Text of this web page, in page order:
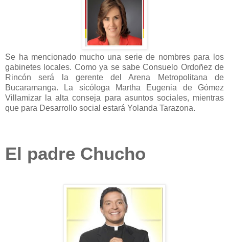
Se ha mencionado mucho una serie de nombres para los
gabinetes locales. Como ya se sabe Consuelo Ordoñez de
Rincón será la gerente del Arena Metropolitana de
Bucaramanga. La sicóloga Martha Eugenia de Gómez
Villamizar la alta conseja para asuntos sociales, mientras
que para Desarrollo social estará Yolanda Tarazona.
El padre Chucho